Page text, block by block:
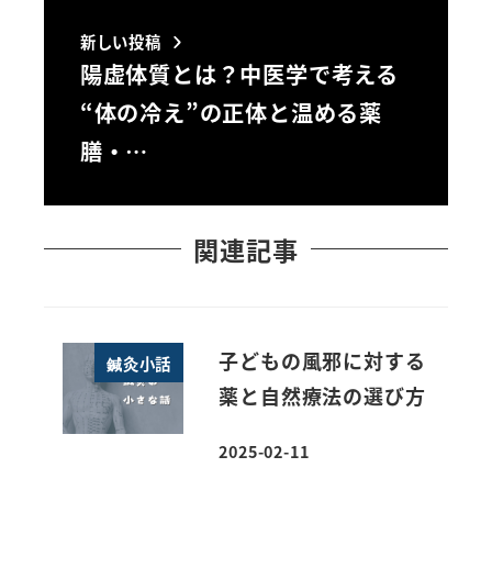
新しい投稿
陽虚体質とは？中医学で考える
“体の冷え”の正体と温める薬
膳・…
関連記事
鍼灸小話
子どもの風邪に対する
薬と自然療法の選び方
投稿日
2025-02-11